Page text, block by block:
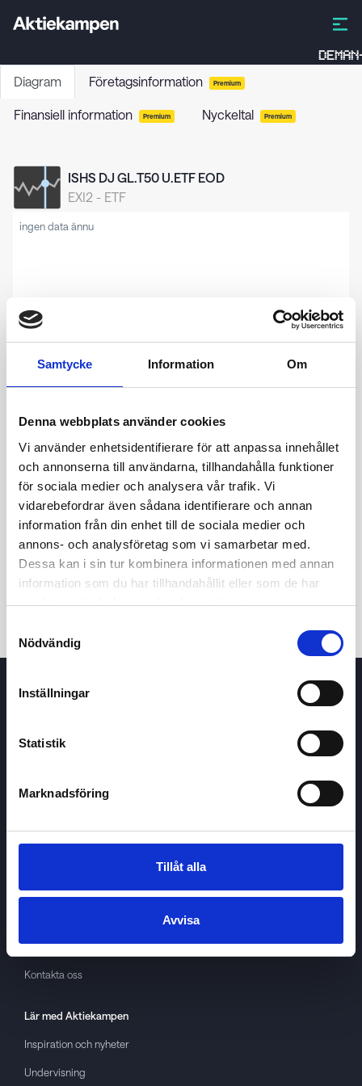
Samtycke Information Om
Denna webbplats använder cookies
Vi använder enhetsidentifierare för att anpassa innehållet
och annonserna till användarna, tillhandahålla funktioner
för sociala medier och analysera vår trafik. Vi
vidarebefordrar även sådana identifierare och annan
information från din enhet till de sociala medier och
annons- och analysföretag som vi samarbetar med.
Dessa kan i sin tur kombinera informationen med annan
information som du har tillhandahållit eller som de har
samlat in när du har använt deras tjänster.
Nödvändig
Inställningar
Statistik
Marknadsföring
Tillåt alla
Avvisa
Diagram Företagsinformation Premium
Finansiell information Premium Nyckeltal Premium
ISHS DJ GL.T50 U.ETF EOD
EXI2 - ETF
ingen data ännu
24t 7d 1m 3m 1å 5å
Köp / Sälj
OmAktiekampen
About cookies
GDPR
Kontakta oss
Lär med Aktiekampen
Inspiration och nyheter
Undervisning